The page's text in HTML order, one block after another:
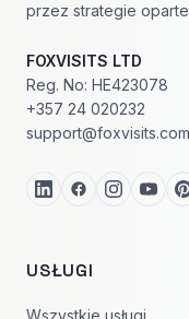
przez strategie
FOXVISITS LTD
Reg. No: HE423078
+357 24 020232
support@foxvisits.com
USŁUGI
Wszystkie usługi